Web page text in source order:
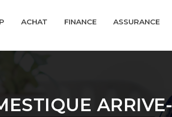
ACHAT FINANCE ASSURANCE